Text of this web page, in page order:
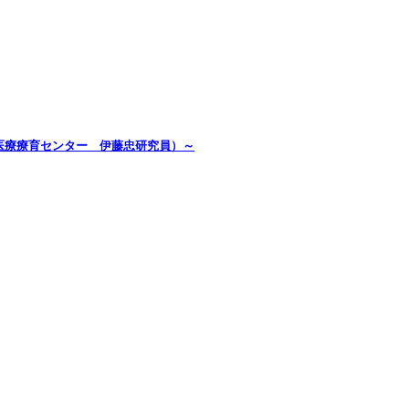
療療育センター 伊藤忠研究員）～